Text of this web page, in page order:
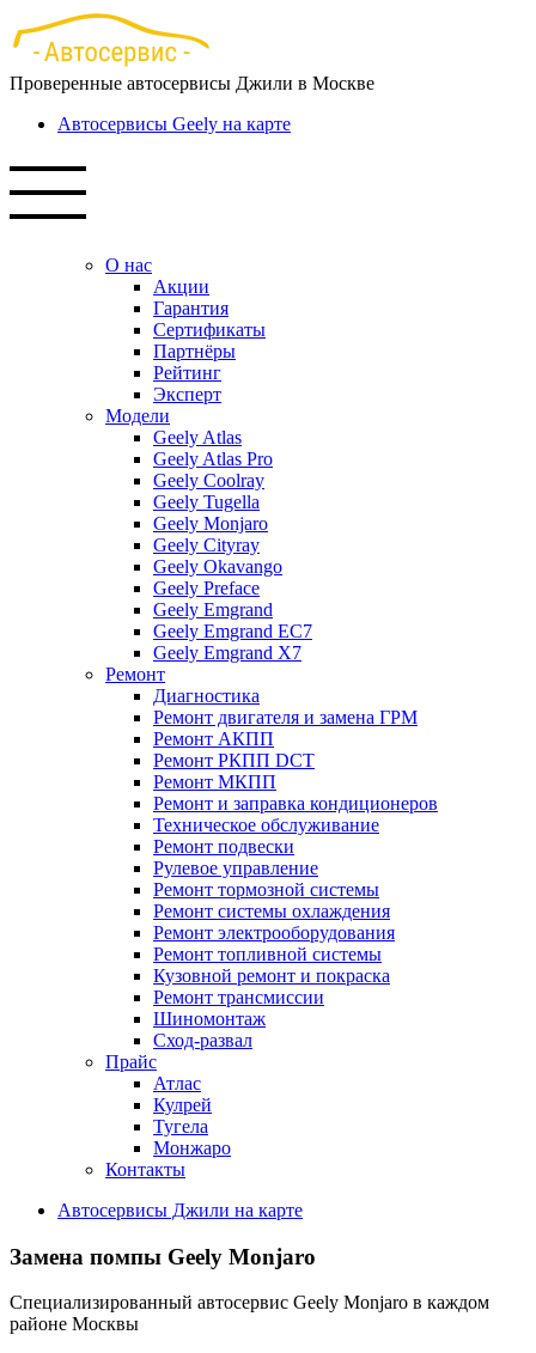
Перейти
к
основному
содержанию
Проверенные автосервисы Джили в Москве
Автосервисы Geely на карте
О нас
Акции
Гарантия
Сертификаты
Партнёры
Рейтинг
Эксперт
Модели
Geely Atlas
Geely Atlas Pro
Geely Coolray
Geely Tugella
Geely Monjaro
Geely Cityray
Geely Okavango
Geely Preface
Geely Emgrand
Geely Emgrand EC7
Geely Emgrand X7
Ремонт
Диагностика
Ремонт двигателя и замена ГРМ
Ремонт АКПП
Ремонт РКПП DCT
Ремонт МКПП
Ремонт и заправка кондиционеров
Техническое обслуживание
Ремонт подвески
Рулевое управление
Ремонт тормозной системы
Ремонт системы охлаждения
Ремонт электрооборудования
Ремонт топливной системы
Кузовной ремонт и покраска
Ремонт трансмиссии
Шиномонтаж
Сход-развал
Прайс
Атлас
Кулрей
Тугела
Монжаро
Контакты
Автосервисы Джили на карте
Замена помпы Geely Monjaro
Специализированный автосервис Geely Monjaro в каждом
районе Москвы